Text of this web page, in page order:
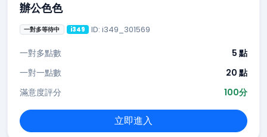
辦公色色
一對多等待中 i349 ID: i349_301569
一對多點數
5 點
一對一點數
20 點
滿意度評分
100分
立即進入